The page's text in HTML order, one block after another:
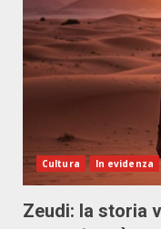
Cultura In evidenza
Zeudi: la storia